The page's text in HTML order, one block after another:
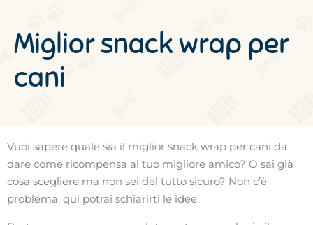
Miglior snack wrap per
cani
Vuoi sapere quale sia il miglior snack wrap per cani da
dare come ricompensa al tuo migliore amico? O sai già
cosa scegliere ma non sei del tutto sicuro? Non c’è
problema, qui potrai schiarirti le idee.